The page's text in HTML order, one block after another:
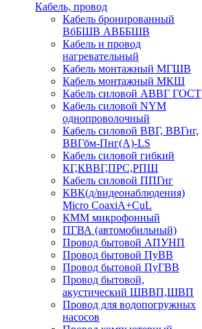
Кабель, провод
Кабель бронированный
ВбБШВ АВББШВ
Кабель и провод
нагревательный
Кабель монтажный МГШВ
Кабель монтажный МКШ
Кабель силовой АВВГ ГОСТ
Кабель силовой NYM
однопроволочный
Кабель силовой ВВГ, ВВГнг,
ВВГбм-Пнг(А)-LS
Кабель силовой гибкий
КГ,КВВГ,ПРС,РПШ
Кабель силовой ППГнг
КВК(д/видеонаблюдения)
Micro CoaxiA+CuL
КММ микрофонный
ПГВА (автомобильный)
Провод бытовой АПУНП
Провод бытовой ПуВВ
Провод бытовой ПуГВВ
Провод бытовой,
акустический ШВВП,ШВП
Провод для водопогружных
насосов